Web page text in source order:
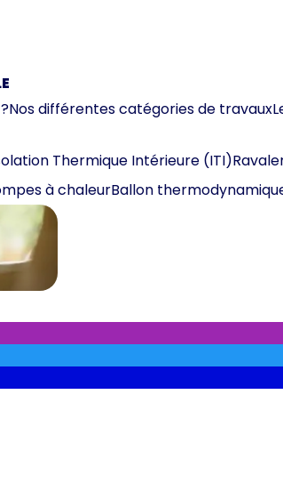
Nos différentes catégories de travaux
Thermique Intérieure (ITI)
à chaleurBallon